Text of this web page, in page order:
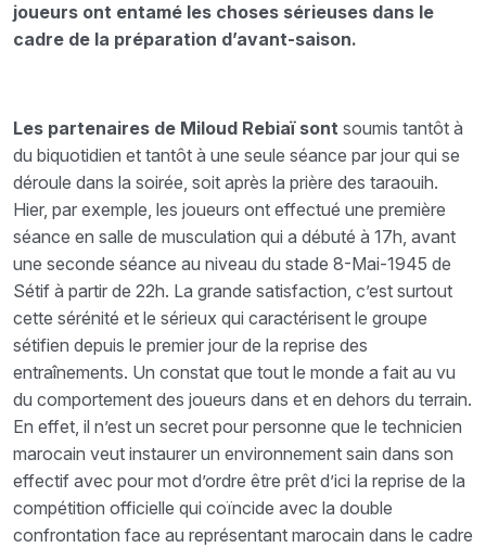
joueurs ont entamé les choses sérieuses dans le
cadre de la préparation d’avant-saison.
Les partenaires de Miloud Rebiaï sont soumis tantôt à
du biquotidien et tantôt à une seule séance par jour qui se
déroule dans la soirée, soit après la prière des taraouih.
Hier, par exemple, les joueurs ont effectué une première
séance en salle de musculation qui a débuté à 17h, avant
une seconde séance au niveau du stade 8-Mai-1945 de
Sétif à partir de 22h. La grande satisfaction, c’est surtout
cette sérénité et le sérieux qui caractérisent le groupe
sétifien depuis le premier jour de la reprise des
entraînements. Un constat que tout le monde a fait au vu
du comportement des joueurs dans et en dehors du terrain.
En effet, il n’est un secret pour personne que le technicien
marocain veut instaurer un environnement sain dans son
effectif avec pour mot d’ordre être prêt d’ici la reprise de la
compétition officielle qui coïncide avec la double
confrontation face au représentant marocain dans le cadre